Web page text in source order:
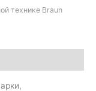
технике Braun